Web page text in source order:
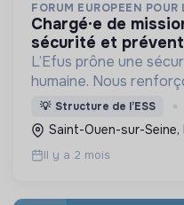
FORUM EUROPEEN
chargé·e de mission politiques locales de
sécurité et
L’Efus prône une
humaine. Nous
défendons les droits
la prévention pour une
💡 Structure de l’ESS
Saint-Ouen-sur-Seine,
Il y a 2 mois